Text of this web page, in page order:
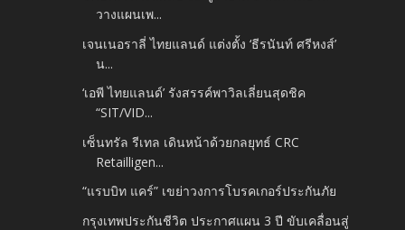
วางแผนเพ...
เจนเนอราลี่ ไทยแลนด์ แต่งตั้ง ‘ธีรนันท์ ศรีหงส์’
น...
‘เอพี ไทยแลนด์’ รังสรรค์พาวิลเลี่ยนสุดชิค
“SIT/VID...
เซ็นทรัล รีเทล เดินหน้าด้วยกลยุทธ์ CRC
Retailligen...
“แรบบิท แคร์” เขย่าวงการโบรคเกอร์ประกันภัย
กรุงเทพประกันชีวิต ประกาศแผน 3 ปี ขับเคลื่อนสู่